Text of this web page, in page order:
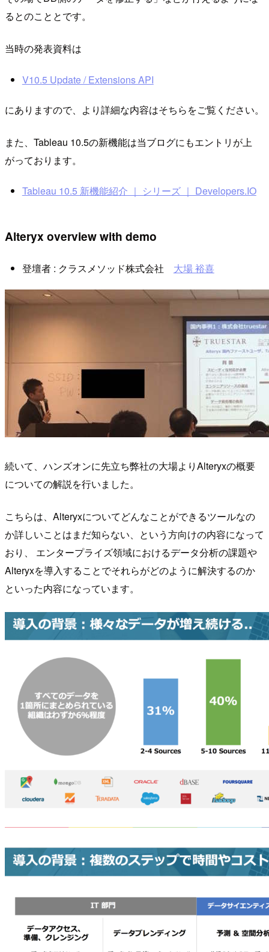
るとのこととです。
当時の発表資料は
V10.5 Update / Extensions API
にありますので、より詳細な内容はそちらをご覧ください。
また、Tableau 10.5の新機能は当ブログにもエントリが上
がっております。
Tableau 10.5 新機能紹介 ｜ シリーズ ｜ Developers.IO
Alteryx overview with demo
登壇者 : クラスメソッド株式会社 大場 裕喜
続いて、ハンズオンに先立ち弊社の大場よりAlteryxの概要
についての解説を行いました。
こちらは、Alteryxについてどんなことができるツールなの
か詳しいことはまだ知らない、という方向けの内容になって
おり、 エンタープライズ領域におけるデータ分析の課題や
Alteryxを導入することでそれらがどのように解決するのか
といった内容になっています。